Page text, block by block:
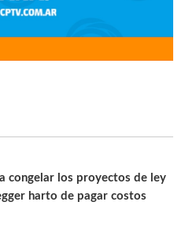
congelar los proyectos de ley
harto de pagar costos